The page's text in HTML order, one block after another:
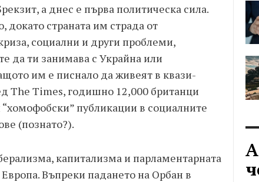
а днес е първа политическа сила.
страната им страда от
социални и други проблеми,
да ти занимава с Украйна или
им е писнало да живеят в квази-
The Times, годишно 12,000 британци
“хомофобски” публикации в социалните
(познато?).
капитализма и парламентарната
Въпреки падането на Орбан в